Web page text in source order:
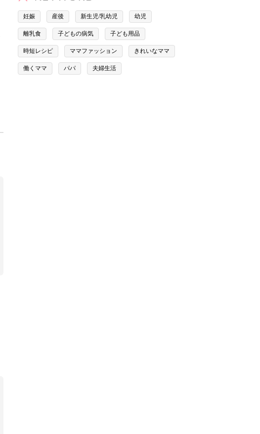
妊娠 産後 新生児/乳幼児 幼児
離乳食 子どもの病気 子ども用品
時短レシピ ママファッション きれいなママ
働くママ パパ 夫婦生活